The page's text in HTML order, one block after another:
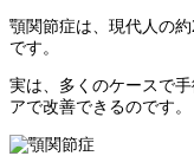
顎関節症は、現代人の
です。
実は、多くのケースで
アで改善できるのです。